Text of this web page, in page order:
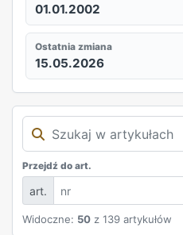
01.01.2002
Ostatnia zmiana
15.05.2026
Przejdź do art.
art.
Widoczne: 50 z 139 artykułów